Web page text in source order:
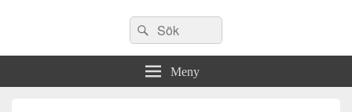
Sök
efter:
Sök
Meny